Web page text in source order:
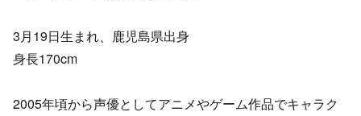
3月19日生まれ、鹿児島県出身
身長170cm
2005年頃から声優としてアニメやゲーム作品でキャラク